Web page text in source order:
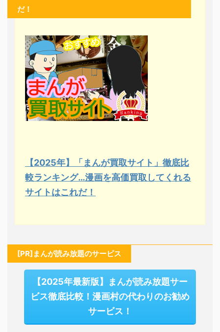
だ！
【2025年】「まんが買取サイト」徹底比
較ランキング…漫画を高価買取してくれる
サイトはこれだ！
[PR]まんが読み放題のサービス
【2025年最新版】まんが読み放題サー
ビス徹底比較！漫画村の代わりのお勧め
サービス！